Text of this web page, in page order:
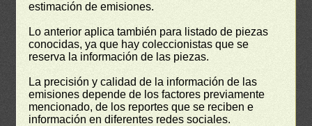
estimación de emisiones.
Lo anterior aplica también para listado de piezas
conocidas, ya que hay coleccionistas que se
reserva la información de las piezas.
La precisión y calidad de la información de las
emisiones depende de los factores previamente
mencionado, de los reportes que se reciben e
información en diferentes redes sociales.